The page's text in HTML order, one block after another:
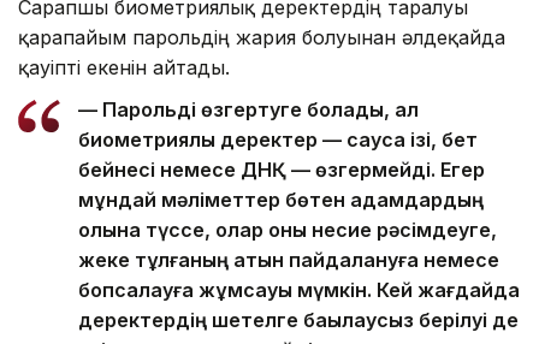
Сарапшы биометриялық деректердің таралуы
қарапайым парольдің жария болуынан әлдеқайда
қауіпті екенін айтады.
— Парольді өзгертуге болады, ал
биометриялық деректер — саусақ ізі, бет
бейнесі немесе ДНҚ — өзгермейді. Егер
мұндай мәліметтер бөтен адамдардың
қолына түссе, олар оны несие рәсімдеуге,
жеке тұлғаның атын пайдалануға немесе
бопсалауға жұмсауы мүмкін. Кей жағдайда
деректердің шетелге бақылаусыз берілуі де